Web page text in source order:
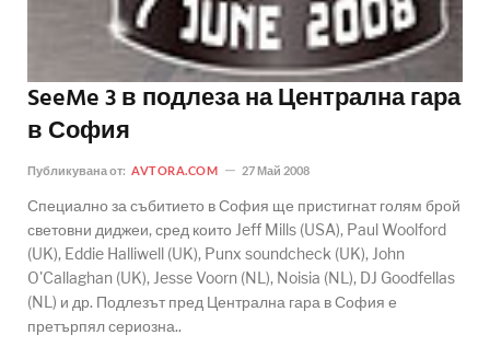
SeeMe 3 в подлеза на Централна гара
в София
Публикувана от: AVTORA.COM 27 Май 2008
Специално за събитието в София ще пристигнат голям брой
световни диджеи, сред които Jeff Mills (USA), Paul Woolford
(UK), Eddie Halliwell (UK), Punx soundcheck (UK), John
O'Callaghan (UK), Jesse Voorn (NL), Noisia (NL), DJ Goodfellas
(NL) и др. Подлезът пред Централна гара в София е
претърпял сериозна..